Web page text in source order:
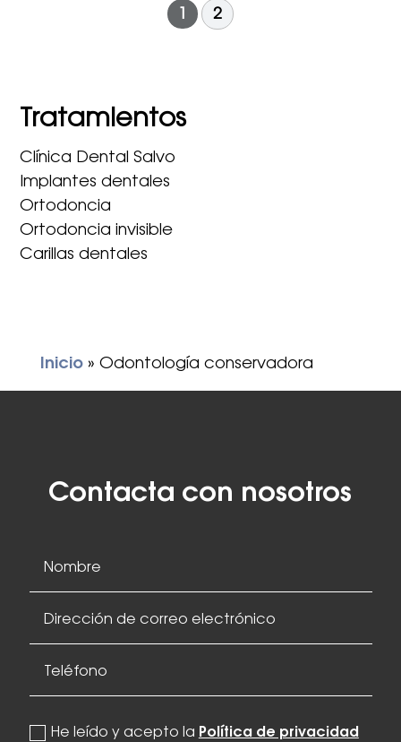
1
2
Tratamientos
Clínica Dental Salvo
Implantes dentales
Ortodoncia
Ortodoncia invisible
Carillas dentales
Inicio» Odontología conservadora
Contacta con nosotros
He leído y acepto la Política de privacidad